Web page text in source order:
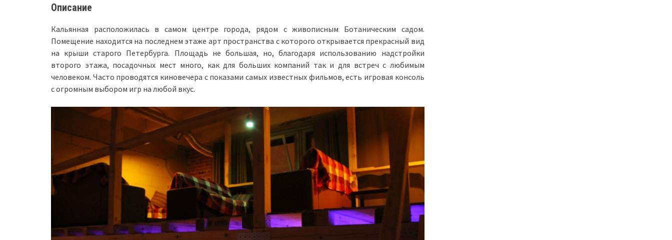
Описание
Кальянная расположилась в самом центре города, рядом с живописным Ботаническим садом.
Помещение находится на последнем этаже арт пространства с которого открывается прекрасный вид
на крыши старого Петербурга. Площадь не большая, но, благодаря использованию надстройки
второго этажа, посадочных мест много, как для больших компаний так и для встреч с любимым
человеком. Часто проводятся киновечера с показами самых известных фильмов, есть игровая консоль
с огромным выбором игр на любой вкус.